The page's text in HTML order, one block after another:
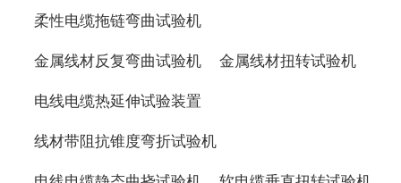
柔性电缆拖链弯曲试验机
金属线材反复弯曲试验机 金属线材扭转试验机
电线电缆热延伸试验装置
线材带阻抗锥度弯折试验机